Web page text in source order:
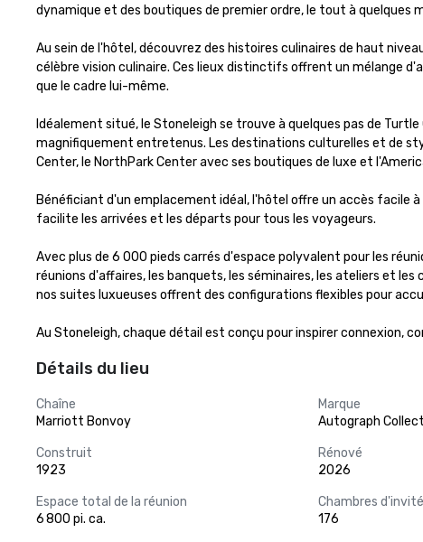
dynamique et des boutiques de premier ordre, le tout à quelques
Au sein de l'hôtel, découvrez des histoires culinaires de haut
célèbre vision culinaire. Ces lieux distinctifs offrent un mélange
que le cadre lui-même.
Idéalement situé, le Stoneleigh se trouve à quelques pas de
magnifiquement entretenus. Les destinations culturelles et de
Center, le NorthPark Center avec ses boutiques de luxe et
Bénéficiant d'un emplacement idéal, l'hôtel offre un accès facile
facilite les arrivées et les départs pour tous les voyageurs.
Avec plus de 6 000 pieds carrés d'espace polyvalent pour les
réunions d'affaires, les banquets, les séminaires, les ateliers et
nos suites luxueuses offrent des configurations flexibles pour
Au Stoneleigh, chaque détail est conçu pour inspirer connexion,
Détails du lieu
Chaîne
Marriott Bonvoy
Marque
Autograph
Construit
1923
Rénové
2026
Espace total de la réunion
6 800 pi. ca.
Chambres
176